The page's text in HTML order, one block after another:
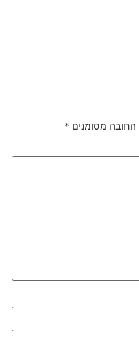
מסומנים*